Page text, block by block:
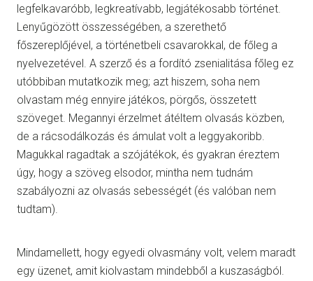
legfelkavaróbb, legkreatívabb, legjátékosabb történet.
Lenyűgözött összességében, a szerethető
főszereplőjével, a történetbeli csavarokkal, de főleg a
nyelvezetével. A szerző és a fordító zsenialitása főleg ez
utóbbiban mutatkozik meg; azt hiszem, soha nem
olvastam még ennyire játékos, pörgős, összetett
szöveget. Megannyi érzelmet átéltem olvasás közben,
de a rácsodálkozás és ámulat volt a leggyakoribb.
Magukkal ragadtak a szójátékok, és gyakran éreztem
úgy, hogy a szöveg elsodor, mintha nem tudnám
szabályozni az olvasás sebességét (és valóban nem
tudtam).
Mindamellett, hogy egyedi olvasmány volt, velem maradt
egy üzenet, amit kiolvastam mindebből a kuszaságból.